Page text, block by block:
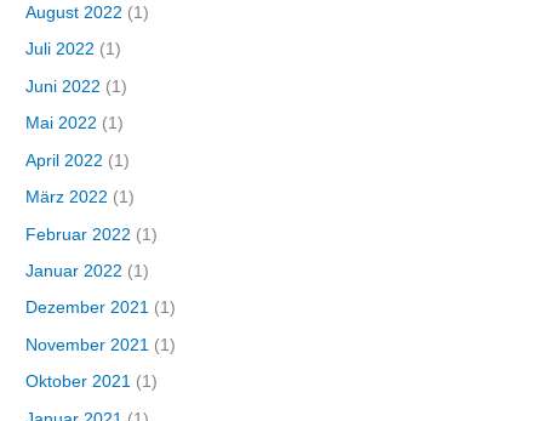
August 2022 (1)
Juli 2022 (1)
Juni 2022 (1)
Mai 2022 (1)
April 2022 (1)
März 2022 (1)
Februar 2022 (1)
Januar 2022 (1)
Dezember 2021 (1)
November 2021 (1)
Oktober 2021 (1)